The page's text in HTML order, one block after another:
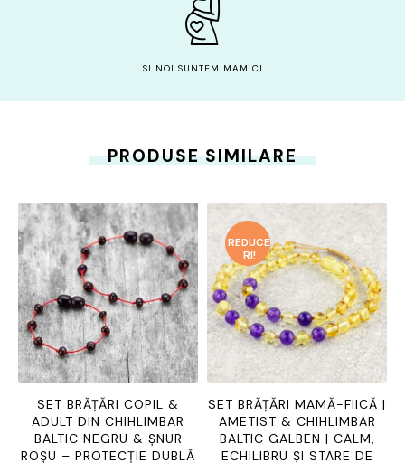
SI NOI SUNTEM MAMICI
PRODUSE SIMILARE
SET BRĂȚĂRI COPIL &
ADULT DIN CHIHLIMBAR
BALTIC NEGRU & ȘNUR
ROȘU – PROTECȚIE DUBLĂ
SET BRĂȚĂRI MAMĂ-FIICĂ |
AMETIST & CHIHLIMBAR
BALTIC GALBEN | CALM,
ECHILIBRU ȘI STARE DE
REDUCE
RI!